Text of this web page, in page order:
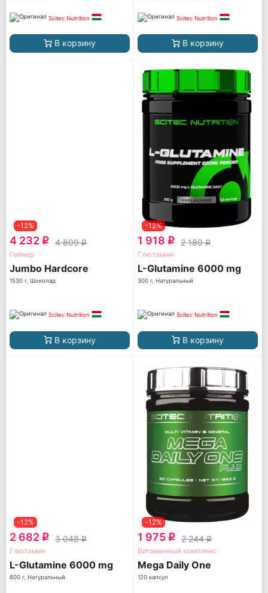
Scitec Nutrition
В корзину
Scitec Nutrition
В корзину
-12%
4 232 q 4 809q
Гейнер
Jumbo Hardcore
1530 г, Шоколад
Scitec Nutrition
В корзину
-12%
1 918 q 2 180q
Глютамин
L-Glutamine 6000 mg
300 г, Натуральный
Scitec Nutrition
В корзину
-12%
2 682 q 3 048q
Глютамин
L-Glutamine 6000 mg
600 г, Натуральный
-12%
1 975 q 2 244q
Витаминный комплекс
Mega Daily One
120 капсул